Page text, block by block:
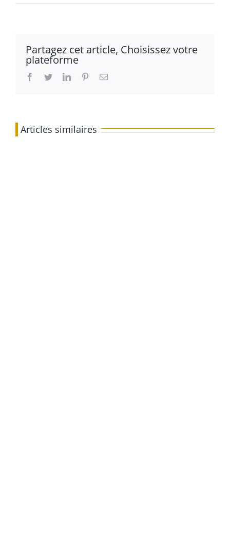
Partagez cet article, Choisissez votre
plateforme
Facebook
TwitterLinkedInPinterestEmail
Articles similaires